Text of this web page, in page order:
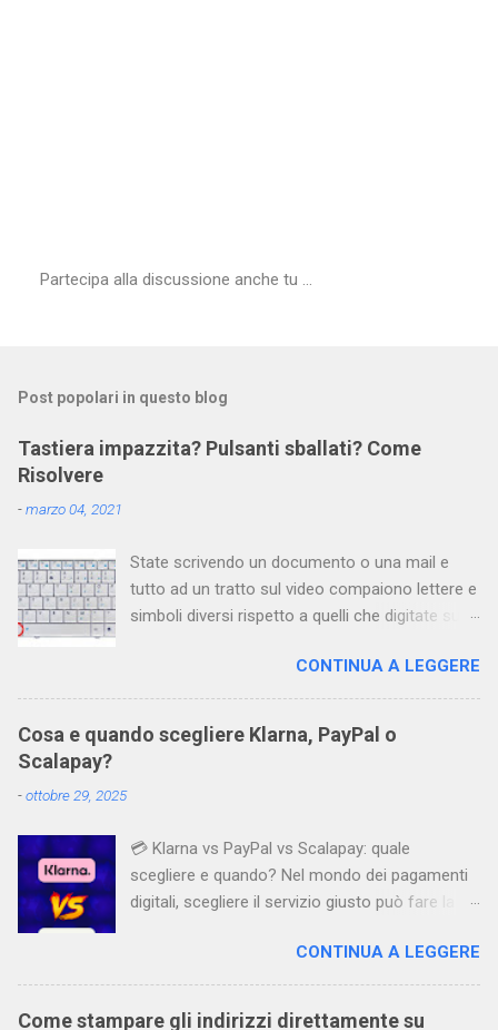
u
c
o
m
t
o
Partecipa alla discussione anche tu ...
Post popolari in questo blog
Tastiera impazzita? Pulsanti sballati? Come
Risolvere
-marzo 04, 2021
State scrivendo un documento o una mail e
tutto ad un tratto sul video compaiono lettere e
simboli diversi rispetto a quelli che digitate sulla
sembrano “impazziti”? Questo fenomeno
accade in particolare utilizzando Windows, che
è spesso configurato con due lingue (italiano e
inglese) ed è facile switchare inavvertitamente
corretta e riportare così tutto alla normalità. Si
tratta dei tasti SHIFT+ALT Il problema capita
proprio quando accidentalmente si attiva la
CONTINUA A LEGGERE
Cosa e quando scegliere Klarna, PayPal o
Scalapay?
-ottobre 29, 2025
💳 Klarna vs PayPal vs Scalapay: quale
scegliere e quando? Nel mondo dei pagamenti
digitali, scegliere il servizio giusto può fare la
sorpresa poco gradita. Ecco un confronto
pratico tra tre soluzioni molto diffuse: Klarna ,
PayPal e Scalapay . 🧾 Klarna Origine : Svezia
CONTINUA A LEGGERE
Come stampare gli indirizzi direttamente su